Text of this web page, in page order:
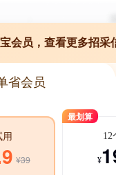
会员，查看更多招采
省会员
用
¥39
最划算
12
¥